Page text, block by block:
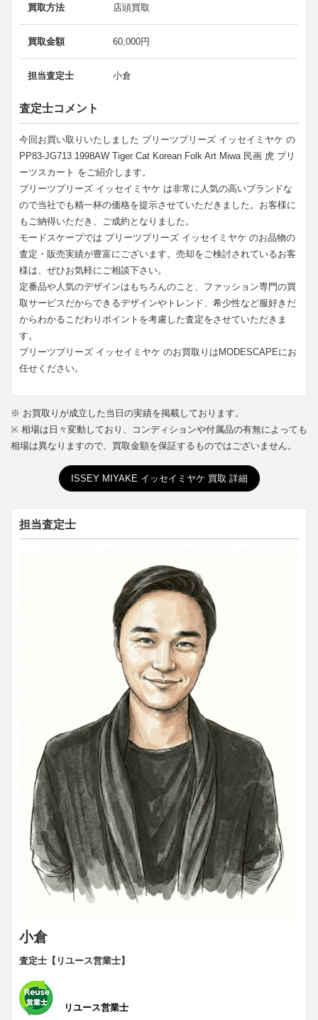
買取方法 店頭買取
買取金額 60,000円
担当査定士 小倉
査定士コメント
今回お買い取りいたしました プリーツプリーズ イッセイミヤケ の
PP83-JG713 1998AW Tiger Cat Korean Folk Art Miwa 民画 虎 プリ
ーツスカート をご紹介します。
プリーツプリーズ イッセイミヤケ は非常に人気の高いブランドな
ので当社でも精一杯の価格を提示させていただきました。お客様に
もご納得いただき、ご成約となりました。
モードスケープでは プリーツプリーズ イッセイミヤケ のお品物の
査定・販売実績が豊富にございます。売却をご検討されているお客
様は、ぜひお気軽にご相談下さい。
定番品や人気のデザインはもちろんのこと、ファッション専門の買
取サービスだからできるデザインやトレンド、希少性など服好きだ
からわかるこだわりポイントを考慮した査定をさせていただきま
す。
プリーツプリーズ イッセイミヤケ のお買取りはMODESCAPEにお
任せください。
※ お買取りが成立した当日の実績を掲載しております。
※ 相場は日々変動しており、コンディションや付属品の有無によっても
相場は異なりますので、買取金額を保証するものではございません。
ISSEY MIYAKE イッセイミヤケ 買取 詳細
担当査定士
小倉
査定士【リユース営業士】
リユース営業士